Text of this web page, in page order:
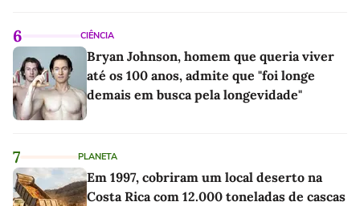
6 CIÊNCIA
Bryan Johnson, homem que queria viver
até os 100 anos, admite que "foi longe
demais em busca pela longevidade"
7 PLANETA
Em 1997, cobriram um local deserto na
Costa Rica com 12.000 toneladas de cascas